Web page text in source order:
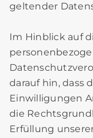
geltender
Im Hinblick auf
darauf hin, dass
Einwilligungen
die
Erfüllung